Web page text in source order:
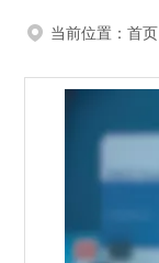
当前位置： 首页